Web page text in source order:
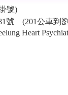
號)
(201公車到
Heart